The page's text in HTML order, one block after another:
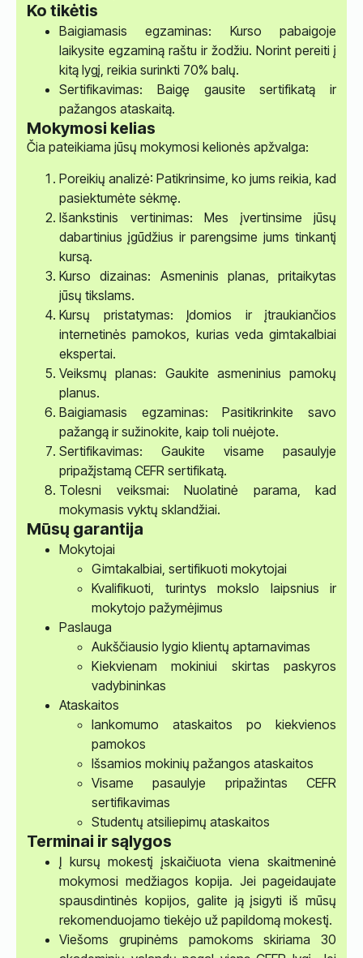
Ko tikėtis
Baigiamasis egzaminas: Kurso pabaigoje
laikysite egzaminą raštu ir žodžiu. Norint pereiti į
kitą lygį, reikia surinkti 70% balų.
Sertifikavimas: Baigę gausite sertifikatą ir
pažangos ataskaitą.
Mokymosi kelias
Čia pateikiama jūsų mokymosi kelionės apžvalga:
Poreikių analizė: Patikrinsime, ko jums reikia, kad
pasiektumėte sėkmę.
Išankstinis vertinimas: Mes įvertinsime jūsų
dabartinius įgūdžius ir parengsime jums tinkantį
kursą.
Kurso dizainas: Asmeninis planas, pritaikytas
jūsų tikslams.
Kursų pristatymas: Įdomios ir įtraukiančios
internetinės pamokos, kurias veda gimtakalbiai
ekspertai.
Veiksmų planas: Gaukite asmeninius pamokų
planus.
Baigiamasis egzaminas: Pasitikrinkite savo
pažangą ir sužinokite, kaip toli nuėjote.
Sertifikavimas: Gaukite visame pasaulyje
pripažįstamą CEFR sertifikatą.
Tolesni veiksmai: Nuolatinė parama, kad
mokymasis vyktų sklandžiai.
Mūsų garantija
Mokytojai
Gimtakalbiai, sertifikuoti mokytojai
Kvalifikuoti, turintys mokslo laipsnius ir
mokytojo pažymėjimus
Paslauga
Aukščiausio lygio klientų aptarnavimas
Kiekvienam mokiniui skirtas paskyros
vadybininkas
Ataskaitos
lankomumo ataskaitos po kiekvienos
pamokos
Išsamios mokinių pažangos ataskaitos
Visame pasaulyje pripažintas CEFR
sertifikavimas
Studentų atsiliepimų ataskaitos
Terminai ir sąlygos
Į kursų mokestį įskaičiuota viena skaitmeninė
mokymosi medžiagos kopija. Jei pageidaujate
spausdintinės kopijos, galite ją įsigyti iš mūsų
rekomenduojamo tiekėjo už papildomą mokestį.
Viešoms grupinėms pamokoms skiriama 30